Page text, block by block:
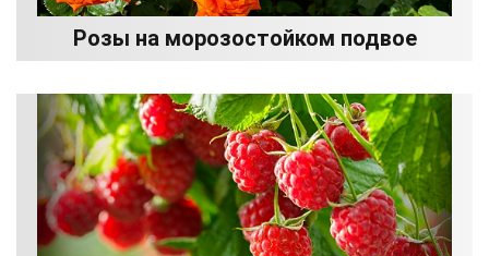
Розы на морозостойком подвое